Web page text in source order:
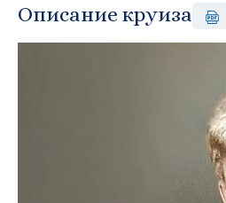
Описание круиза